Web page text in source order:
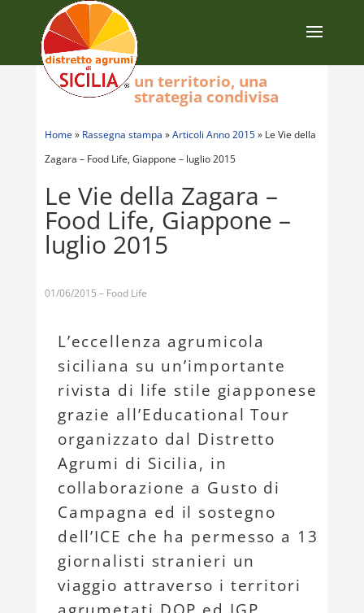
Home » Rassegna stampa »Articoli Anno 2015» Le Vie della
Zagara – Food Life, Giappone – luglio 2015
Le Vie della Zagara –
Food Life, Giappone –
luglio 2015
01/06/2015 – Food Life
L’eccellenza agrumicola
siciliana su un’importante
rivista di life stile giapponese
grazie all’Educational Tour
organizzato dal Distretto
Agrumi di Sicilia, in
collaborazione a Gusto di
Campagna ed il sostegno
dell’ICE che ha permesso a 13
giornalisti stranieri un
viaggio attraverso i territori
un territorio, una
strategia condivisa